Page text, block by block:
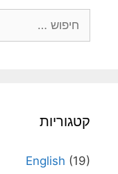
קטגוריות
English (19)